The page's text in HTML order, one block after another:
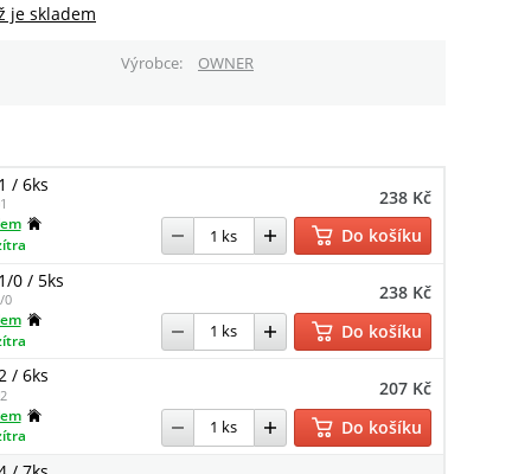
je skladem
Výrobce
OWNER
/ 6ks
238 Kč
Do košíku
0 / 5ks
0 238 Kč
Do košíku
/ 6ks
207 Kč
Do košíku